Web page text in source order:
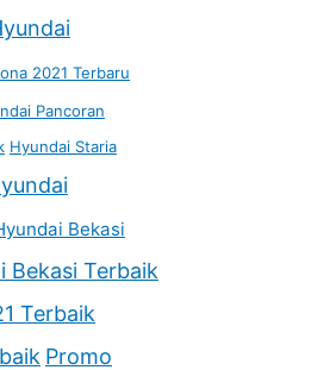
2021 Terbaru
Pancoran
Hyundai Staria
Bekasi
Bekasi Terbaik
Terbaik
Promo